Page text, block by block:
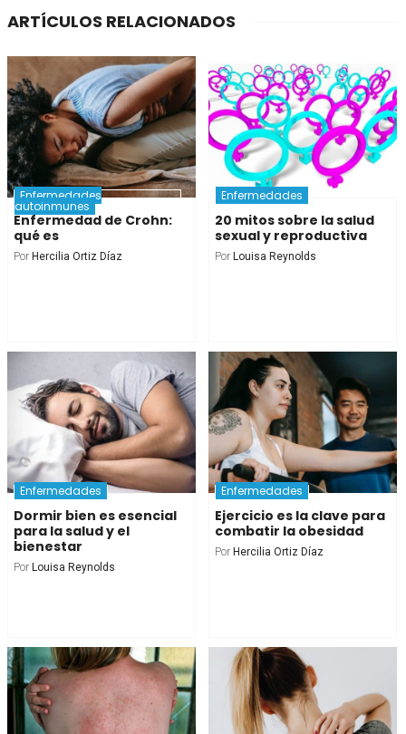
ARTÍCULOS RELACIONADOS
Enfermedades
autoinmunes
Enfermedad de Crohn:
qué es
Por Hercilia Ortiz Díaz
Enfermedades
20 mitos sobre la salud
sexual y reproductiva
Por Louisa Reynolds
Enfermedades
Dormir bien es esencial
para la salud y el
bienestar
Por Louisa Reynolds
Enfermedades
Ejercicio es la clave para
combatir la obesidad
Por Hercilia Ortiz Díaz